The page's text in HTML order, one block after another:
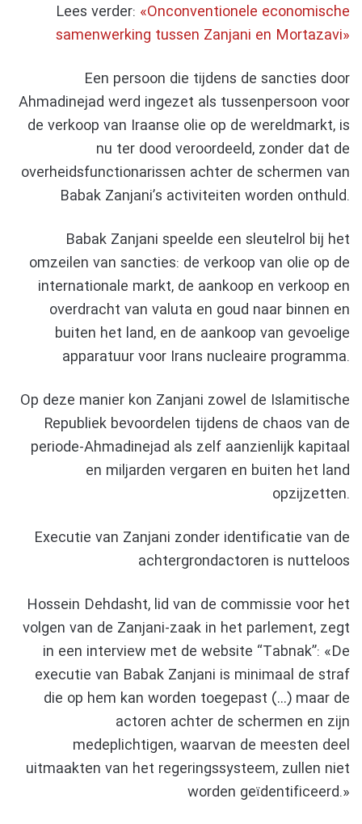
Lees verder: «Onconventionele economische
samenwerking tussen Zanjani en Mortazavi»
Een persoon die tijdens de sancties door
Ahmadinejad werd ingezet als tussenpersoon voor
de verkoop van Iraanse olie op de wereldmarkt, is
nu ter dood veroordeeld, zonder dat de
overheidsfunctionarissen achter de schermen van
Babak Zanjani’s activiteiten worden onthuld.
Babak Zanjani speelde een sleutelrol bij het
omzeilen van sancties: de verkoop van olie op de
internationale markt, de aankoop en verkoop en
overdracht van valuta en goud naar binnen en
buiten het land, en de aankoop van gevoelige
apparatuur voor Irans nucleaire programma.
Op deze manier kon Zanjani zowel de Islamitische
Republiek bevoordelen tijdens de chaos van de
periode-Ahmadinejad als zelf aanzienlijk kapitaal
en miljarden vergaren en buiten het land
opzijzetten.
Executie van Zanjani zonder identificatie van de
achtergrondactoren is nutteloos
Hossein Dehdasht, lid van de commissie voor het
volgen van de Zanjani-zaak in het parlement, zegt
in een interview met de website “Tabnak”: «De
executie van Babak Zanjani is minimaal de straf
die op hem kan worden toegepast (…) maar de
actoren achter de schermen en zijn
medeplichtigen, waarvan de meesten deel
uitmaakten van het regeringssysteem, zullen niet
worden geïdentificeerd.»